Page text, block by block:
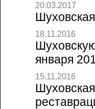
20.03.2017
18.11.2016
января
15.11.2016